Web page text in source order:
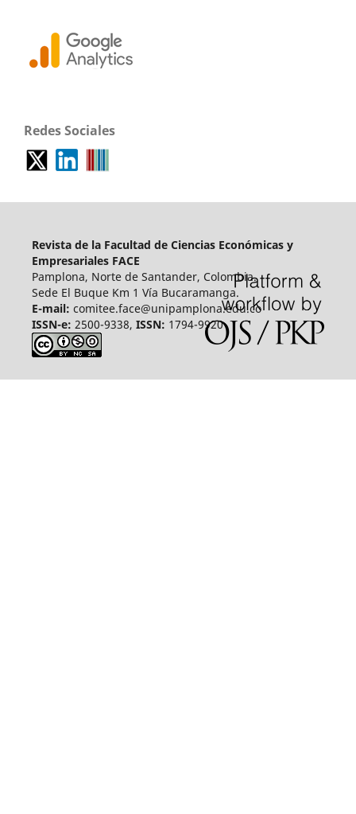
Redes Sociales
Revista de la Facultad de Ciencias Económicas y
Empresariales FACE
Pamplona, Norte de Santander, Colombia.
Sede El Buque Km 1 Vía Bucaramanga.
E-mail: comitee.face@unipamplona.edu.co
ISSN-e: 2500-9338, ISSN: 1794-9920